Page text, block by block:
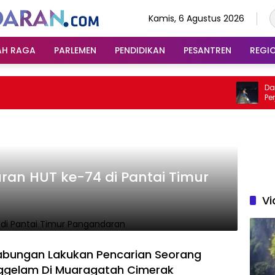
Kamis, 6 Agustus 2026
RAGA PARLEMEN PENDIDIKAN PESANTREN
HUT ke-74 di Pantai Timur
Lakukan Pencarian Seorang
Di Muaragatah Cimerak